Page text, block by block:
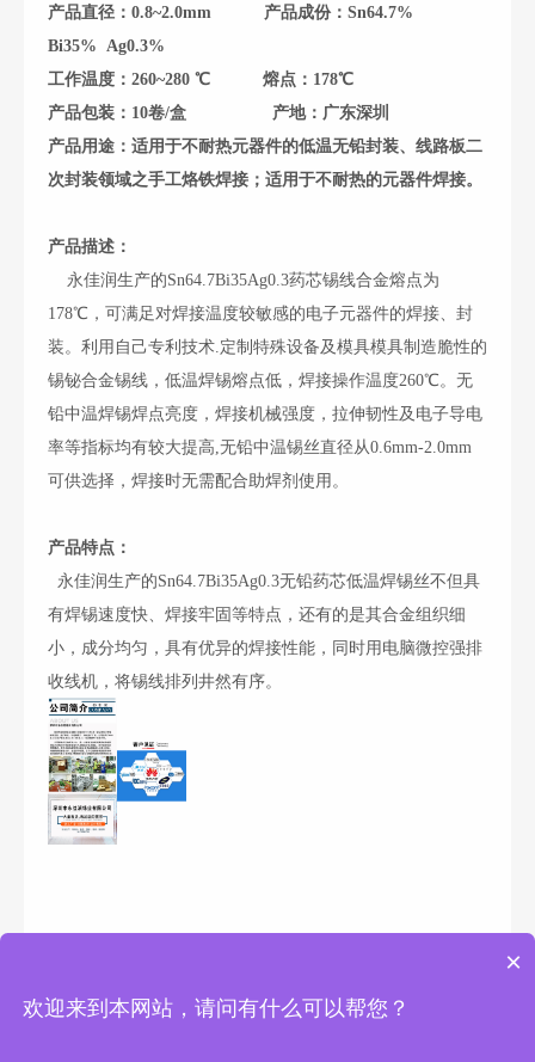
产品直径：0.8~2.0mm 产品成份：Sn64.7%
Bi35% Ag0.3%
工作温度：260~280 ℃
熔点：178℃
产品包装：10卷/盒
产地：广东深圳
产品用途：适用于不耐热元器件的低温无铅封装、线路板二
次封装领域之手工烙铁焊接；适用于不耐热的元器件焊接。
产品描述：
永佳润生产的Sn64.7Bi35Ag0.3药芯锡线合金熔点为
178℃，可满足对焊接温度较敏感的电子元器件的焊接、封
装。利用自己专利技术.定制特殊设备及模具模具制造脆性的
锡铋合金锡线，低温焊锡熔点低，焊接操作温度260℃。无
铅中温焊锡焊点亮度，焊接机械强度，拉伸韧性及电子导电
率等指标均有较大提高,无铅中温锡丝直径从0.6mm-2.0mm
可供选择，焊接时无需配合助焊剂使用。
产品特点：
永佳润生产的Sn64.7Bi35Ag0.3无铅药芯低温焊锡丝不但具
有焊锡速度快、焊接牢固等特点，还有的是其合金组织细
小，成分均匀，具有优异的焊接性能，同时用电脑微控强排
收线机，将锡线排列井然有序。
×
欢迎来到本网站，请问有什么可以帮您？